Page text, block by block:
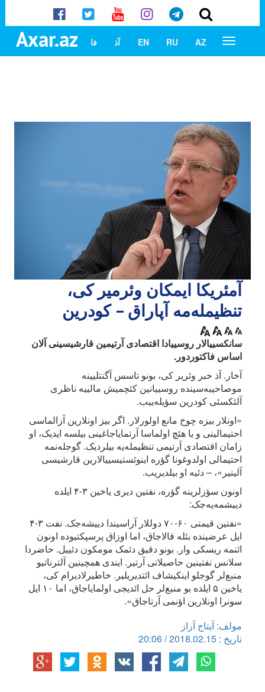
Axar.az AZ
RU
EN آذ فا
آمئریکا ایمکان وئرمیر کی،
تنظیمله‌مه آپاراق – کودرین
سانکسییالار روسییادا اقتصادی آرتیمین قارشیسینی آلان
اساس فاکتوردور.
آخار. آذ خبر وئریر کی، بونو تاسس آگنتلیینه
موصاحیبه‌سینده روسییانین کئچمیش مالییه ناظری
آلئکسئی کودرین سؤیله‌ییب.
«اونلار بیزه چوخ مانع اولورلار. اگر بیز اونلارین آزالماسی
احتیمالینی و یا هئچ اولماسا آرتمایاجاغینی بیلسه ایدیک، او
زامان اقتصادی آرتیمی تنظیمله‌یه بیلردیک. گوجله‌نمه
احتیمالی اولدوغونا گؤره اینوئستیسییالارین قارشیسی
آلینیر»، – دئیه او بیلدیریب.
اونون سؤزلرینه گؤره، نفتین دیری یاخین ۳-۴ ایلده
دییشمه‌یه‌جک:
«نفتین قیمتی ۶۰-۷۰ دوللار آراسیندا دییشه‌جک. نفت ۳-۴
ایل عرضینده بئله قالاجاق، اما اوزاق پرسپکتیوده اونون
ائنمه ریسکی وار. بونو دقیق دئمک مومکون دئییل. حاضردا
سلانس نفتینین حاصیلاتی آرتیر. ایندی همچینین آلترناتیو
منبع‌لر گوجلو اینکیشاف ائتدیریلیر. خاطیرلادیرام کی،
یاخین ۵ ایلده بو منبع‌لر حل ائدیجی اولمایاجاق، اما ۱۰ ایل
سونرا اونلارین اؤنمی آرتاجاق».
مولف: آیتاج آراز
تاریخ : 2018.02.15 / 20:06